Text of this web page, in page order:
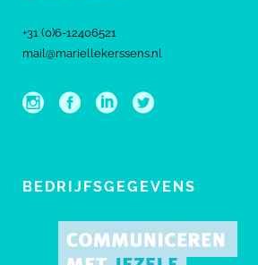
+31 (0)6-12406521
mail@mariellekerssens.nl
BEDRIJFSGEGEVENS